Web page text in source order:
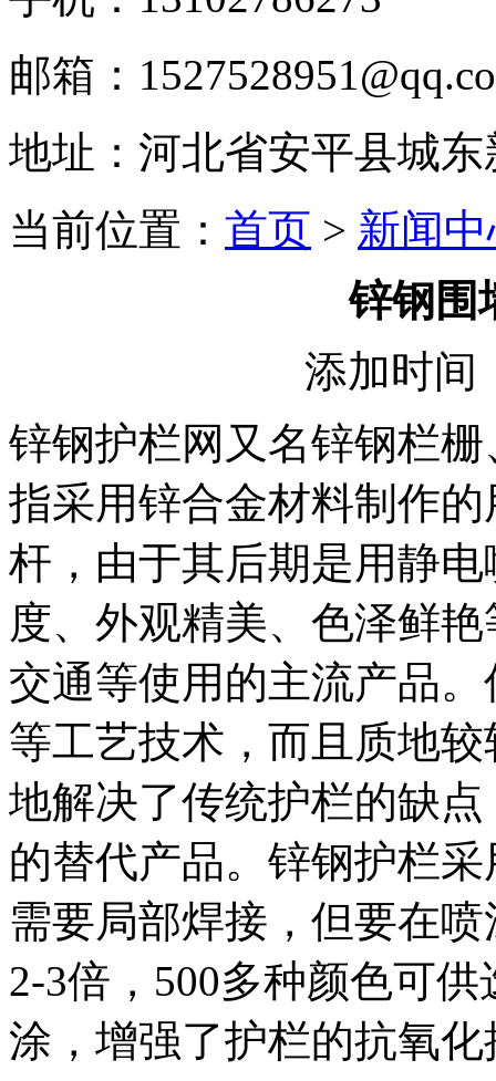
邮箱：
地址：河北省安平县城
当前位置： 首页 > 新闻
锌钢围
添加时间
锌钢护栏网又名锌钢栏
指采用锌合金材料制作
杆，由于其后期是用静
度、外观精美、色泽鲜
交通等使用的主流产品
等工艺技术，而且质地
地解决了传统护栏的缺
的替代产品。锌钢护栏
需要局部焊接，但要在
2-3倍，500多种颜色可
涂，增强了护栏的抗氧